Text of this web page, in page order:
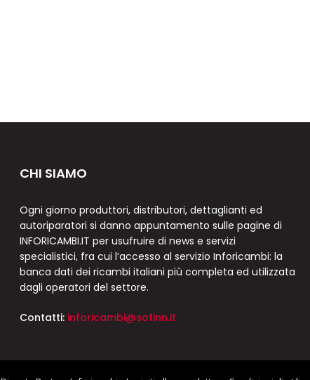
CHI SIAMO
Ogni giorno produttori, distributori, dettaglianti ed
autoriparatori si danno appuntamento sulle pagine di
INFORICAMBI.IT per usufruire di news e servizi
specialistici, fra cui l’accesso al servizio Inforicambi: la
banca dati dei ricambi italiani più completa ed utilizzata
dagli operatori del settore.
Contatti: inforicambi@sofinn.it